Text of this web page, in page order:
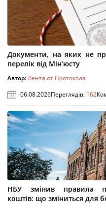
Документи, на яких не
перелік від Мін’юсту
Автор:Лента от Протокола
06.08.2026Переглядів: 162
НБУ змінив правила
коштів: що зміниться для